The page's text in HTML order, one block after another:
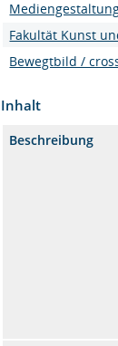
Fakultät Kunst
Bewegtbild /
Inhalt
Beschreibung